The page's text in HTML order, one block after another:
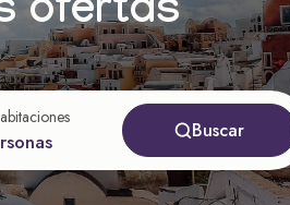
ofertas
Buscar